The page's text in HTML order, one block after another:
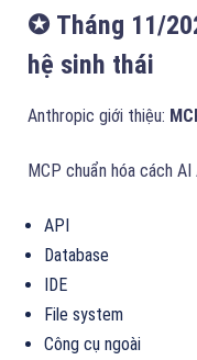
✪ Tháng 11/
hệ sinh thái
Anthropic giới thiệu:
MCP chuẩn hóa cách
API
Database
IDE
File system
Công cụ ngoài